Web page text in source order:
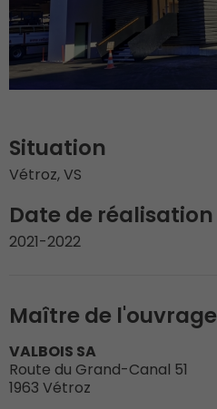
Situation
Vétroz, VS
Date de réalisation
2021-2022
Maître de l'ouvrage
VALBOIS SA
Route du Grand-Canal 51
1963 Vétroz